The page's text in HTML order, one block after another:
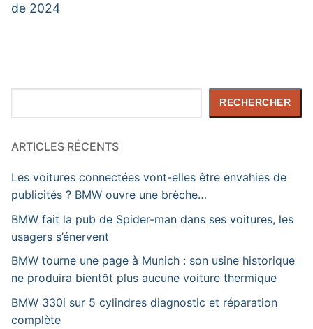
de 2024
RECHERCHER
ARTICLES RÉCENTS
Les voitures connectées vont-elles être envahies de
publicités ? BMW ouvre une brèche…
BMW fait la pub de Spider-man dans ses voitures, les
usagers s’énervent
BMW tourne une page à Munich : son usine historique
ne produira bientôt plus aucune voiture thermique
BMW 330i sur 5 cylindres diagnostic et réparation
complète